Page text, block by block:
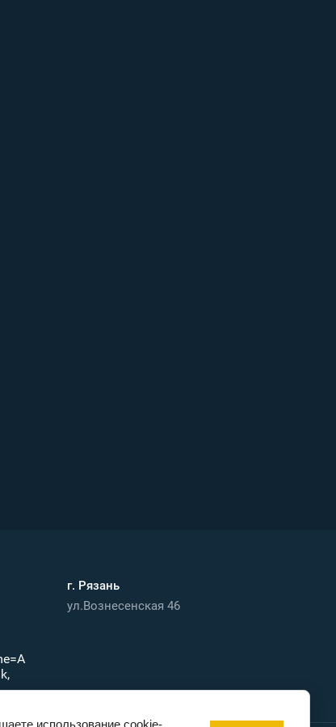
г. Рязань
ул.Вознесенская 46
использование cookie-